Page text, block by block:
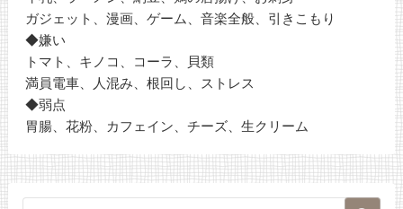
ガジェット、漫画、ゲーム、音楽全般、引きこもり
◆嫌い
トマト、キノコ、コーラ、貝類
満員電車、人混み、根回し、ストレス
◆弱点
胃腸、花粉、カフェイン、チーズ、生クリーム